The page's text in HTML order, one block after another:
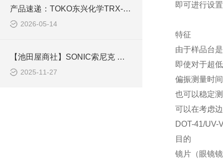
产品速递：TOKO东兴化学TRX-999手持式ORP计技术规格全解析
2026-05-14
【池田屋商社】SONIC索尼克 洁净室用三维超声波风速计 WA-790
2025-11-27
即可进行设
特征
由于样品台
即使对于超
偏振测量时
也可以稳定
可以在考虑
DOT-41/UV-
目的
镜片（眼镜